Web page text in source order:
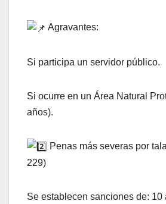
Agravantes:
Si participa un servidor público.
Si ocurre en un Área Natural
años).
Penas más severas por
229)
Se establecen sanciones de: 10